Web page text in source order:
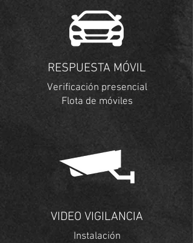
RESPUESTA MÓVIL
Verificación presencial
Flota de móviles
VIDEO VIGILANCIA
Instalación